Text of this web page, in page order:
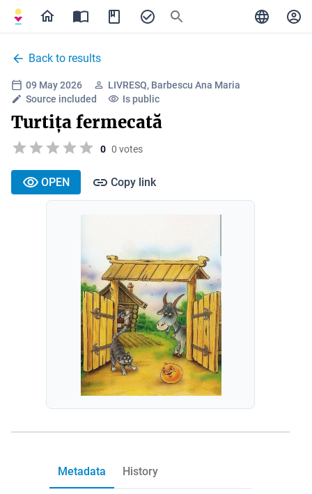
Back to results
09 May 2026
LIVRESQ, Barbescu Ana Maria
Source included
Is public
Turtița fermecată
0 0 votes
OPEN Copy link
Metadata History